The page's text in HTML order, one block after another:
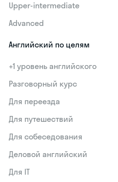
Upper-intermediate
Advanced
Английский по целям
+1 уровень английского
Разговорный курс
Для переезда
Для путешествий
Для собеседования
Деловой английский
Для IT